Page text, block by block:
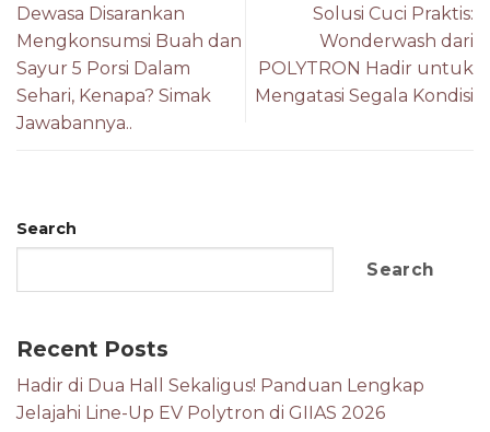
Dewasa Disarankan
Mengkonsumsi Buah dan
Sayur 5 Porsi Dalam
Sehari, Kenapa? Simak
Jawabannya..
Solusi Cuci Praktis:
Wonderwash dari
POLYTRON Hadir untuk
Mengatasi Segala Kondisi
Search
Search
Recent Posts
Hadir di Dua Hall Sekaligus! Panduan Lengkap
Jelajahi Line-Up EV Polytron di GIIAS 2026